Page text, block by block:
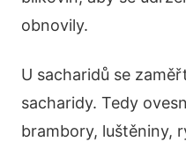
obnovily.
U sacharidů se
sacharidy. Tedy
brambory, luštěniny,